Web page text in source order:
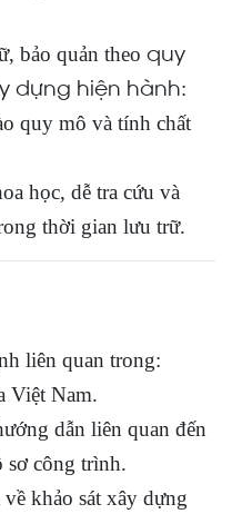
bảo quản theo quy
dựng hiện hành:
quy mô và tính chất
học, dễ tra cứu và
thời gian lưu trữ.
liên quan trong:
Việt Nam.
dẫn liên quan đến
sơ công trình.
khảo sát xây dựng